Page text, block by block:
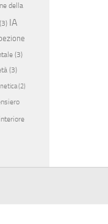
della
(3) IA
(3)
(3)
(2)